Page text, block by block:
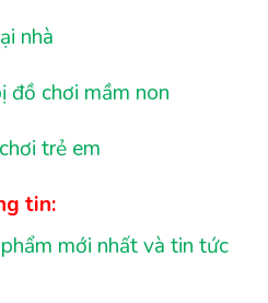
nhà
đồ chơi mầm non
trẻ em
tin:
mới nhất và tin tức